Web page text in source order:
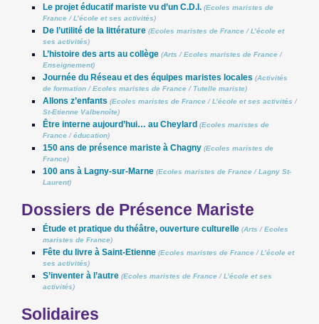
Le projet éducatif mariste vu d’un C.D.I. (Ecoles maristes de
France /L’école et ses activités)
De l’utilité de la littérature (Ecoles maristes de France /L’école et
ses activités)
L’histoire des arts au collège (Arts /Ecoles maristes de France /
Enseignement)
Journée du Réseau et des équipes maristes locales (Activités
de formation /Ecoles maristes de France / Tutelle mariste)
Allons z’enfants (Ecoles maristes de France /L’école et ses activités /
St-Etienne Valbenoîte)
Être interne aujourd’hui… au Cheylard (Ecoles maristes de
France /éducation)
150 ans de présence mariste à Chagny (Ecoles maristes de
France)
100 ans à Lagny-sur-Marne (Ecoles maristes de France /Lagny St-
Laurent)
Dossiers de Présence Mariste
Étude et pratique du théâtre, ouverture culturelle (Arts /Ecoles
maristes de France)
Fête du livre à Saint-Etienne (Ecoles maristes de France /L’école et
ses activités)
S’inventer à l’autre (Ecoles maristes de France /L’école et ses
activités)
Solidaires